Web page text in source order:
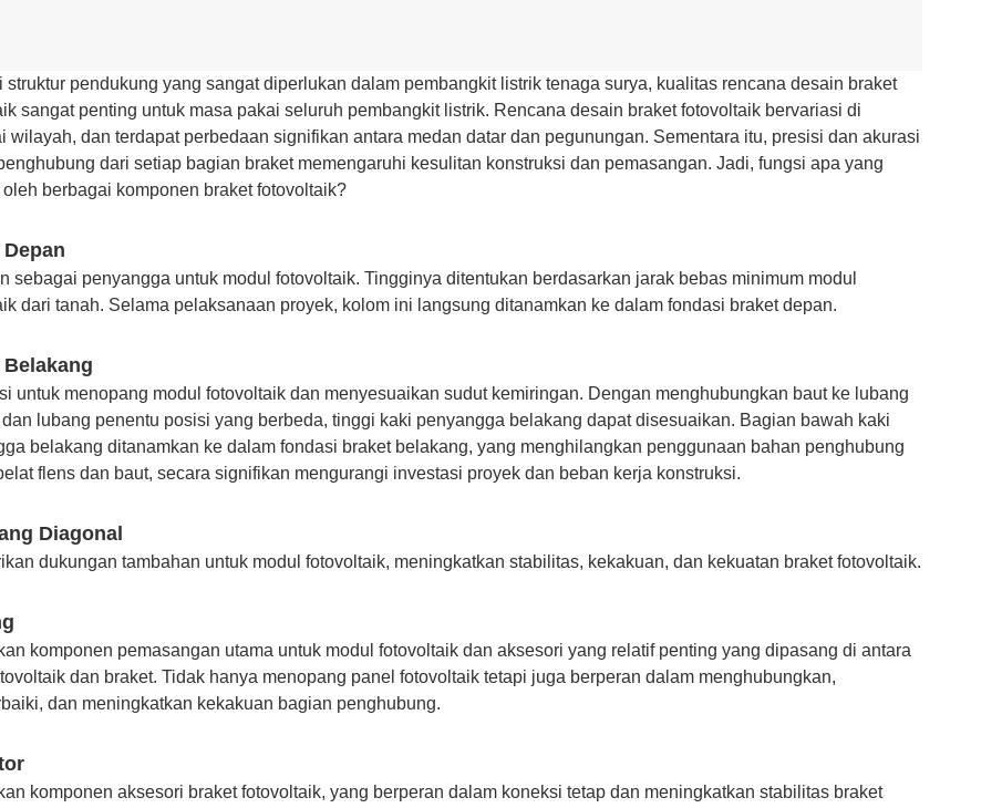
struktur pendukung yang sangat diperlukan dalam pembangkit listrik tenaga surya, kualitas rencana desain braket
sangat penting untuk masa pakai seluruh pembangkit listrik. Rencana desain braket fotovoltaik bervariasi di
wilayah, dan terdapat perbedaan signifikan antara medan datar dan pegunungan. Sementara itu, presisi dan akurasi
dari setiap bagian braket memengaruhi kesulitan konstruksi dan pemasangan. Jadi, fungsi apa yang
berbagai komponen braket fotovoltaik?
sebagai penyangga untuk modul fotovoltaik. Tingginya ditentukan berdasarkan jarak bebas minimum modul
dari tanah. Selama pelaksanaan proyek, kolom ini langsung ditanamkan ke dalam fondasi braket depan.
untuk menopang modul fotovoltaik dan menyesuaikan sudut kemiringan. Dengan menghubungkan baut ke lubang
lubang penentu posisi yang berbeda, tinggi kaki penyangga belakang dapat disesuaikan. Bagian bawah kaki
belakang ditanamkan ke dalam fondasi braket belakang, yang menghilangkan penggunaan bahan penghubung
flens dan baut, secara signifikan mengurangi investasi proyek dan beban kerja konstruksi.
Diagonal
dukungan tambahan untuk modul fotovoltaik, meningkatkan stabilitas, kekakuan, dan kekuatan braket fotovoltaik.
komponen pemasangan utama untuk modul fotovoltaik dan aksesori yang relatif penting yang dipasang di antara
dan braket. Tidak hanya menopang panel fotovoltaik tetapi juga berperan dalam menghubungkan,
dan meningkatkan kekakuan bagian penghubung.
komponen aksesori braket fotovoltaik, yang berperan dalam koneksi tetap dan meningkatkan stabilitas braket